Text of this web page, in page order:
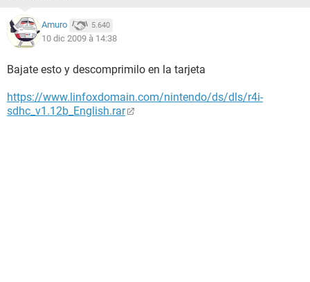
Amuro 5.640
10 dic 2009 à 14:38
Bajate esto y descomprimilo en la tarjeta
https://www.linfoxdomain.com/nintendo/ds/dls/r4i-
sdhc_v1.12b_English.rar